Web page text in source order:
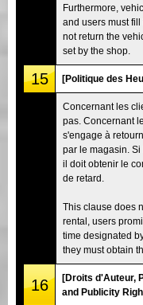
Furthermore,
and users must
not return the
set by the shop.
15 [Politique des
Concernant les
pas. Concernant
s'engage à
par le magasin. Si
il doit obtenir le
de retard.
This clause does
rental, users
time designated
they must obtain
16
[Droits d'Auteur,
and Publicity